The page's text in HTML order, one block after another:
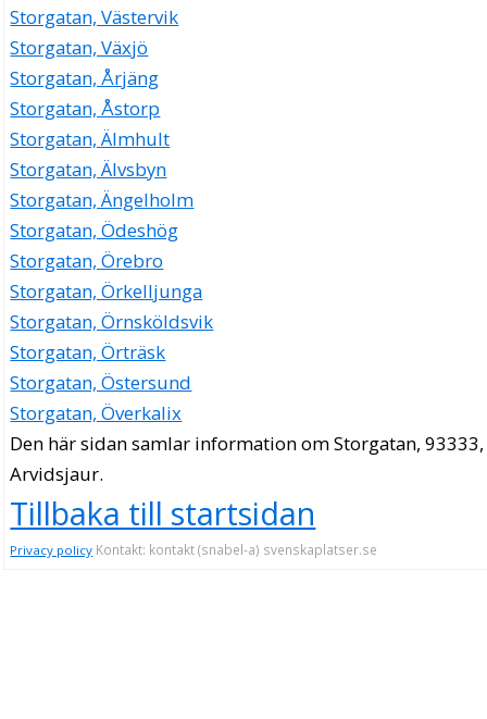
Storgatan, Västervik
Storgatan, Växjö
Storgatan, Årjäng
Storgatan, Åstorp
Storgatan, Älmhult
Storgatan, Älvsbyn
Storgatan, Ängelholm
Storgatan, Ödeshög
Storgatan, Örebro
Storgatan, Örkelljunga
Storgatan, Örnsköldsvik
Storgatan, Örträsk
Storgatan, Östersund
Storgatan, Överkalix
Den här sidan samlar information om Storgatan, 93333,
Arvidsjaur.
Tillbaka till startsidan
Privacy policy Kontakt: kontakt (snabel-a) svenskaplatser.se